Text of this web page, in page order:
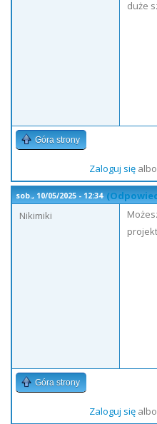
duże
Góra strony
Zaloguj sięalbo
sob., 10/05/2025 - 12:34
Nikimiki
Góra strony
Zaloguj sięalbo